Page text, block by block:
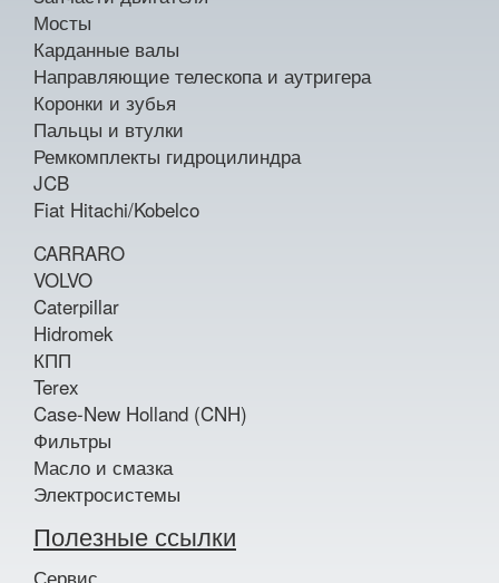
Мосты
Карданные валы
Направляющие телескопа и аутригера
Коронки и зубья
Пальцы и втулки
Ремкомплекты гидроцилиндра
JCB
Fiat Hitachi/Kobelco
CARRARO
VOLVO
Caterpillar
Hidromek
КПП
Terex
Case-New Holland (CNH)
Фильтры
Масло и смазка
Электросистемы
Полезные ссылки
Сервис